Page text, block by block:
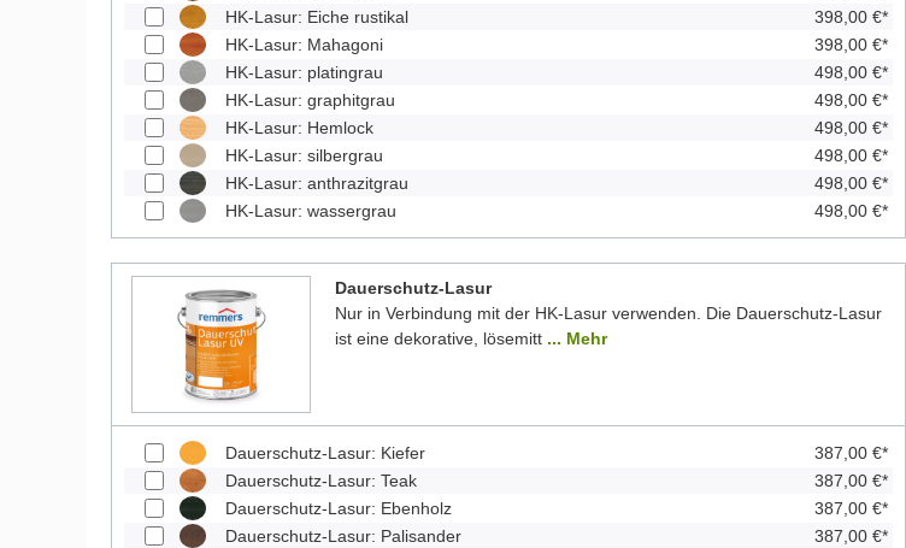
HK-Lasur: Eiche rustikal
398,00 €*
HK-Lasur: Mahagoni
398,00 €*
HK-Lasur: platingrau
498,00 €*
HK-Lasur: graphitgrau
498,00 €*
HK-Lasur: Hemlock
498,00 €*
HK-Lasur: silbergrau
498,00 €*
HK-Lasur: anthrazitgrau
498,00 €*
HK-Lasur: wassergrau
498,00 €*
Dauerschutz-Lasur
Nur in Verbindung mit der HK-Lasur verwenden. Die Dauerschutz-Lasur
ist eine dekorative, lösemitt ... Mehr
Dauerschutz-Lasur: Kiefer
387,00 €*
Dauerschutz-Lasur: Teak
387,00 €*
Dauerschutz-Lasur: Ebenholz
387,00 €*
Dauerschutz-Lasur: Palisander
387,00 €*